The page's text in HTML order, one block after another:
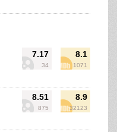
7.17
34
8.1
1071
8.51
875
8.9
32123